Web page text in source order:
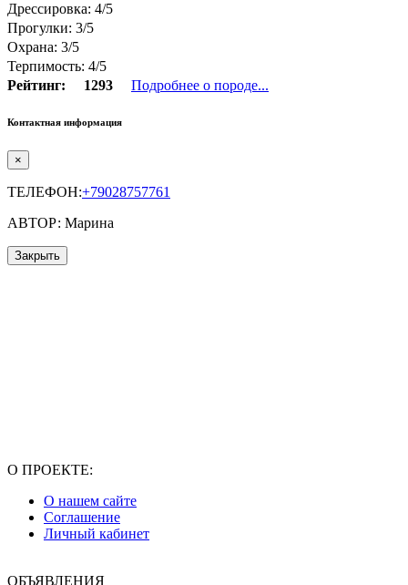
Дрессировка: 4/5
Прогулки: 3/5
Охрана: 3/5
Терпимость: 4/5
Рейтинг:
1293 Подробнее о породе...
Контактная информация
×
ТЕЛЕФОН:+79028757761
АВТОР: Марина
Закрыть
О ПРОЕКТЕ:
О нашем сайте
Соглашение
Личный кабинет
ОБЪЯВЛЕНИЯ